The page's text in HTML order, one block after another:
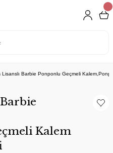
Lisanslı Barbie Ponponlu Geçmeli
Kalem